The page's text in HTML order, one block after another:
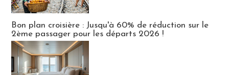
Bon plan croisière : Jusqu'à 60% de réduction sur le
2ème passager pour les départs 2026 !